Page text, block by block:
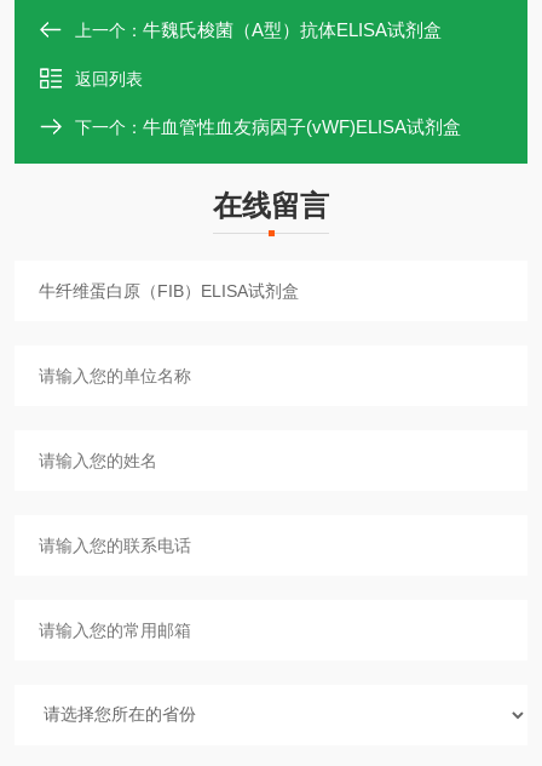
上一个： 牛魏氏梭菌（A型）抗体ELISA试剂盒
返回列表
下一个： 牛血管性血友病因子(vWF)ELISA试剂盒
在线留言